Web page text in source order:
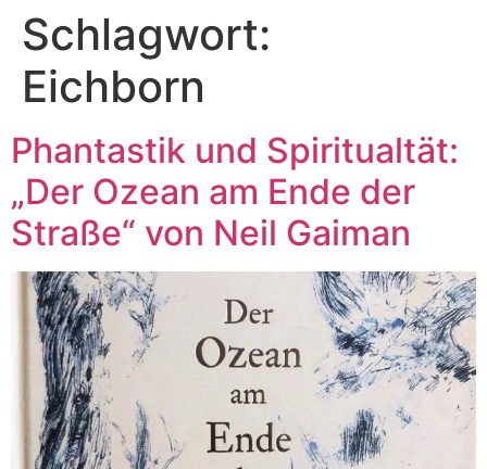
Schlagwort:
Eichborn
Phantastik und Spiritualtät:
„Der Ozean am Ende der
Straße“ von Neil Gaiman